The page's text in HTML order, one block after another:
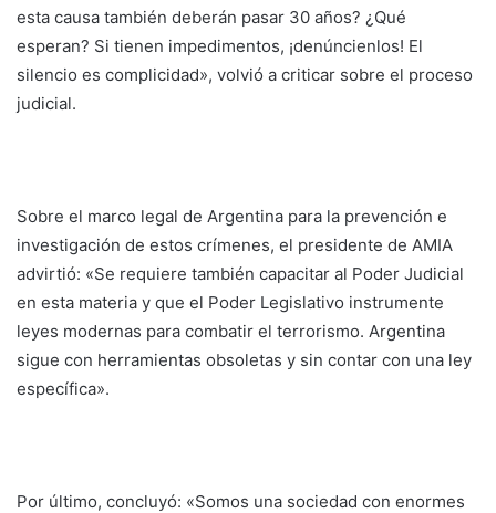
esta causa también deberán pasar 30 años? ¿Qué
esperan? Si tienen impedimentos, ¡denúncienlos! El
silencio es complicidad», volvió a criticar sobre el proceso
judicial.
Sobre el marco legal de Argentina para la prevención e
investigación de estos crímenes, el presidente de AMIA
advirtió: «Se requiere también capacitar al Poder Judicial
en esta materia y que el Poder Legislativo instrumente
leyes modernas para combatir el terrorismo. Argentina
sigue con herramientas obsoletas y sin contar con una ley
específica».
Por último, concluyó: «Somos una sociedad con enormes